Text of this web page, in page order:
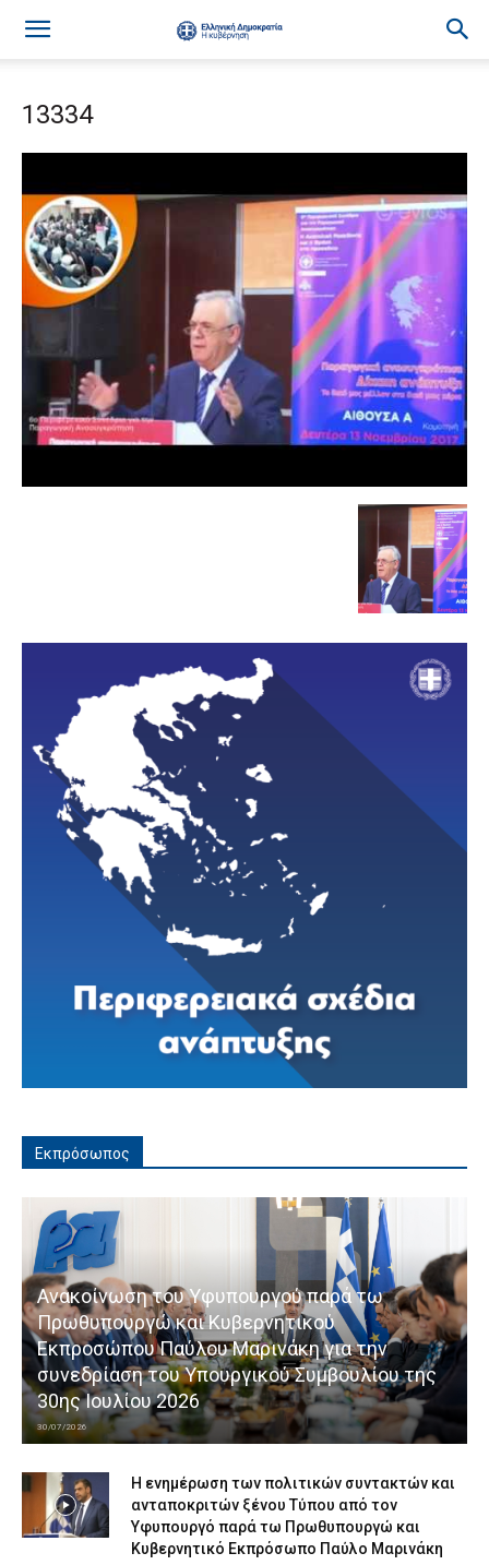
13334
Εκπρόσωπος
Ανακοίνωση του Υφυπουργού παρά τω
Πρωθυπουργώ και Κυβερνητικού
Εκπροσώπου Παύλου Μαρινάκη για την
συνεδρίαση του Υπουργικού Συμβουλίου της
30ης Ιουλίου 2026
30/07/2026
Η ενημέρωση των πολιτικών συντακτών και
ανταποκριτών ξένου Τύπου από τον
Υφυπουργό παρά τω Πρωθυπουργώ και
Κυβερνητικό Εκπρόσωπο Παύλο Μαρινάκη